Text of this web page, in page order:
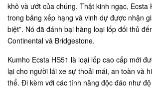
khô và ướt của chúng. Thật kinh ngạc, Ecsta
trong bảng xếp hạng và vinh dự được nhận
biệt”. Nó đã đánh bại hàng loại lốp đối thủ
Continental và Bridgestone.
Kumho Ecsta HS51 là loại lốp cao cấp mới
lại cho người lái xe sự thoải mái, an toàn và
thể. Đi kèm với các tính năng độc đáo như